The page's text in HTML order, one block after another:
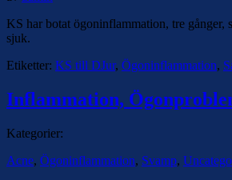
KS har botat ögoninflammation, tre
sjuk.
Etiketter: KS till DJur, Ögoninflammation,
Inflammation,
Kategorier:
Acne, Ögoninflammation, Svamp,